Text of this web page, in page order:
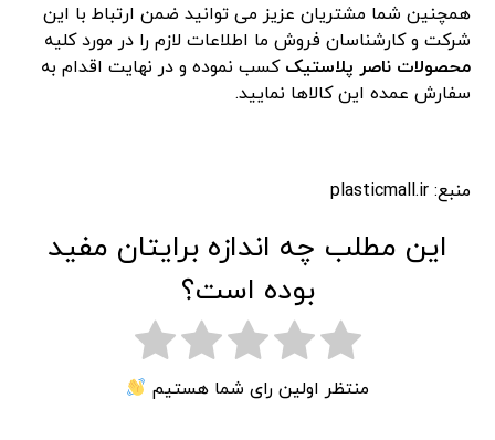
همچنین شما مشتریان عزیز می توانید ضمن ارتباط با این
شرکت و کارشناسان فروش ما اطلاعات لازم را در مورد کلیه
محصولات ناصر پلاستیک کسب نموده و در نهایت اقدام به
سفارش عمده این کالاها نمایید.
منبع: plasticmall.ir
این مطلب چه اندازه برایتان مفید
بوده است؟
منتظر اولین رای شما هستیم